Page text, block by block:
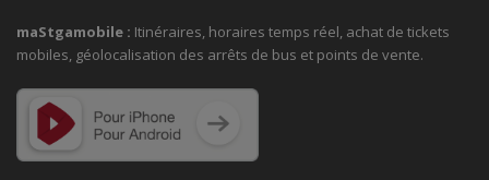
maStgamobile : Itinéraires, horaires temps réel, achat de tickets
mobiles, géolocalisation des arrêts de bus et points de vente.